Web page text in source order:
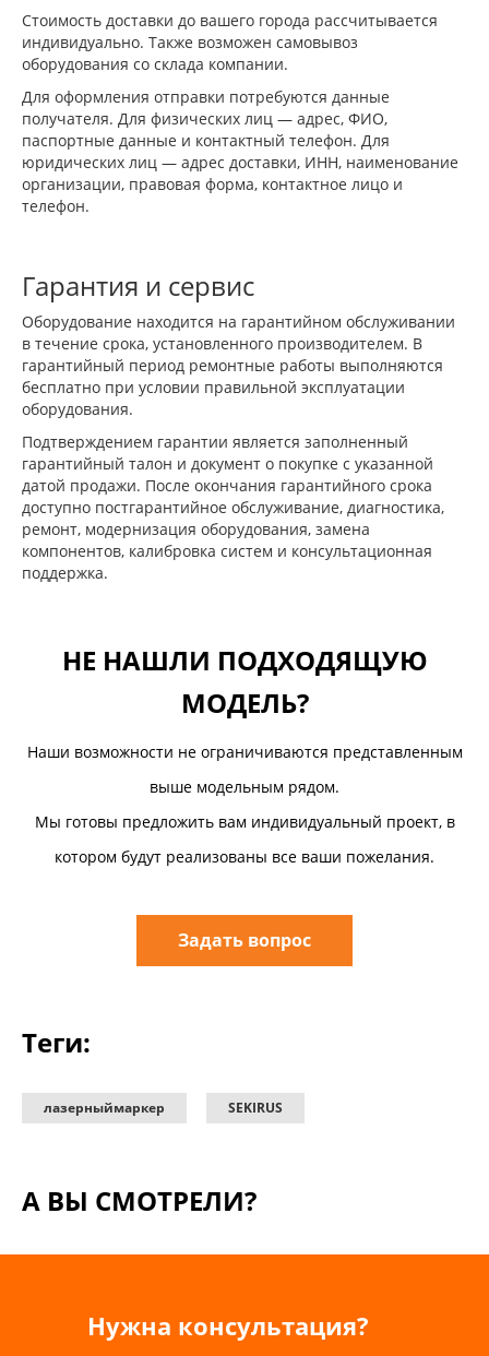
Стоимость доставки до вашего города рассчитывается
индивидуально. Также возможен самовывоз
оборудования со склада компании.
Для оформления отправки потребуются данные
получателя. Для физических лиц — адрес, ФИО,
паспортные данные и контактный телефон. Для
юридических лиц — адрес доставки, ИНН, наименование
организации, правовая форма, контактное лицо и
телефон.
Гарантия и сервис
Оборудование находится на гарантийном обслуживании
в течение срока, установленного производителем. В
гарантийный период ремонтные работы выполняются
бесплатно при условии правильной эксплуатации
оборудования.
Подтверждением гарантии является заполненный
гарантийный талон и документ о покупке с указанной
датой продажи. После окончания гарантийного срока
доступно постгарантийное обслуживание, диагностика,
ремонт, модернизация оборудования, замена
компонентов, калибровка систем и консультационная
поддержка.
НЕ НАШЛИ ПОДХОДЯЩУЮ
МОДЕЛЬ?
Наши возможности не ограничиваются представленным
выше модельным рядом.
Мы готовы предложить вам индивидуальный проект, в
котором будут реализованы все ваши пожелания.
Задать вопрос
Теги:
лазерныймаркер SEKIRUS
А ВЫ СМОТРЕЛИ?
Нужна консультация?